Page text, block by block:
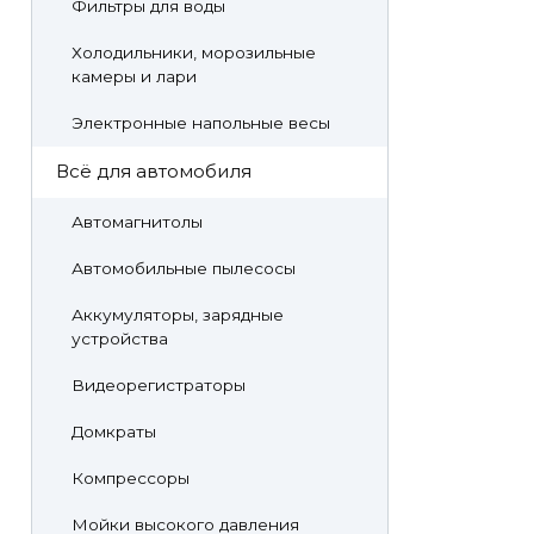
Фильтры для воды
Холодильники, морозильные
камеры и лари
Электронные напольные весы
Всё для автомобиля
Автомагнитолы
Автомобильные пылесосы
Аккумуляторы, зарядные
устройства
Видеорегистраторы
Домкраты
Компрессоры
Мойки высокого давления